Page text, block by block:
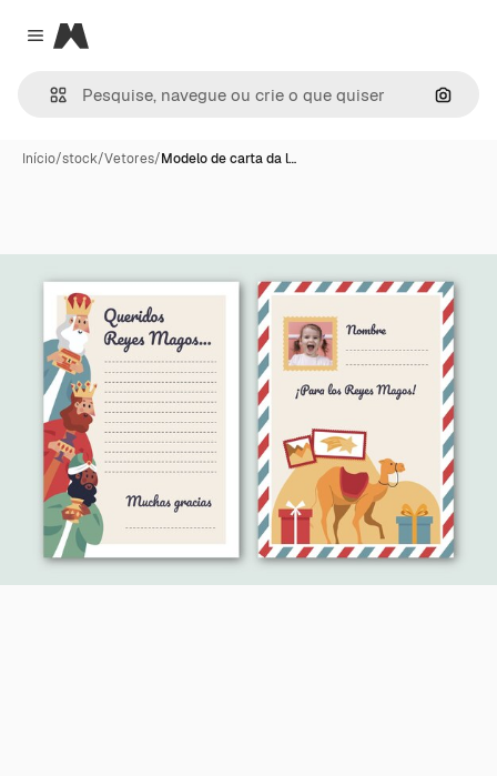
Close menu
Magnific
Início/stock/Vetores/Modelo de carta da l…